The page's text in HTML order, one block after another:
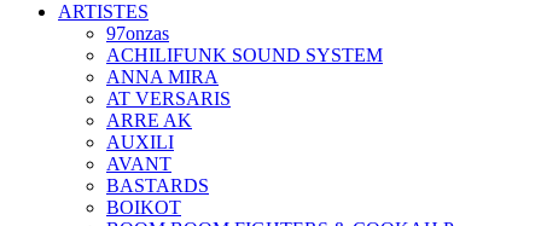
ARTISTES
97onzas
ACHILIFUNK SOUND SYSTEM
ANNA MIRA
AT VERSARIS
ARRE AK
AUXILI
AVANT
BASTARDS
BOIKOT